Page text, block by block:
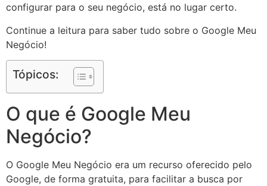
configurar para o seu negócio, está no lugar certo.
Continue a leitura para saber tudo sobre o Google Meu
Negócio!
Tópicos:
O que é Google Meu
Negócio?
O Google Meu Negócio era um recurso oferecido pelo
Google, de forma gratuita, para facilitar a busca por